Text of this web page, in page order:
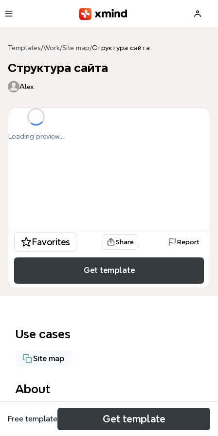
Templates/Work/Site map/Структура сайта
Структура сайта
Alex
Loading preview...
Favorites Share Report
Get template
Use cases
Site map
About
Этот шаблон Структура сайта представляет
собой детальную карту из 148 узлов,
Free template Get template